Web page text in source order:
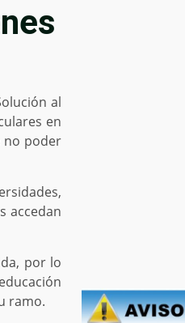
al
en
no poder
accedan
por lo
ramo.